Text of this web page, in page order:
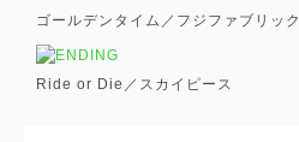
ゴールデンタイム／フジファブリック
Ride or Die／スカイピース